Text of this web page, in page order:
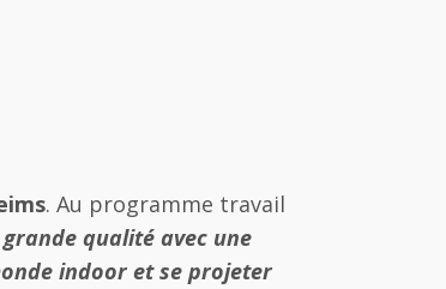
. Au programme travail
qualité avec une
indoor et se projeter